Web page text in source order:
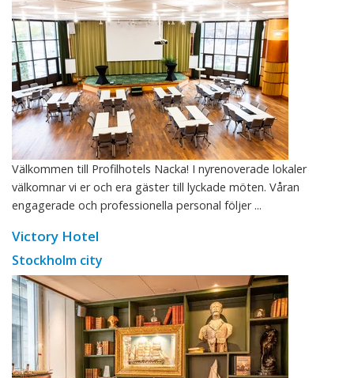
Välkommen till Profilhotels Nacka! I nyrenoverade lokaler
välkomnar vi er och era gäster till lyckade möten. Våran
engagerade och professionella personal följer ...
Victory Hotel
Stockholm city